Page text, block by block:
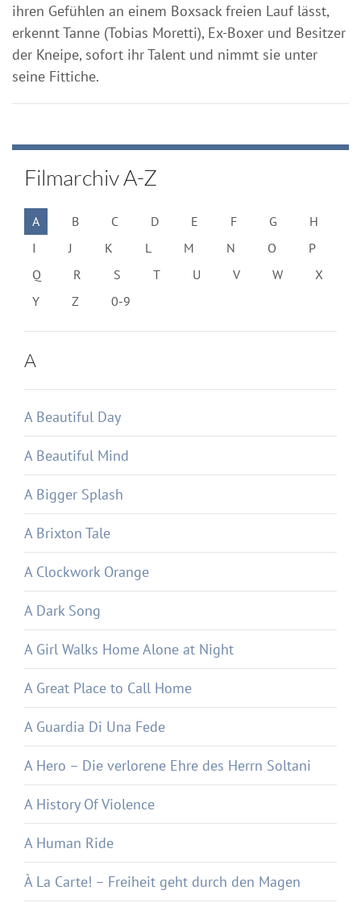
ihren Gefühlen an einem Boxsack freien Lauf lässt,
erkennt Tanne (Tobias Moretti), Ex-Boxer und Besitzer
der Kneipe, sofort ihr Talent und nimmt sie unter
seine Fittiche.
Filmarchiv A-Z
A B C D E F G
H
I
J K L M N O
P
Q
R S T U V W
X
Y
Z 0-9
A
A Beautiful Day
A Beautiful Mind
A Bigger Splash
A Brixton Tale
A Clockwork Orange
A Dark Song
A Girl Walks Home Alone at Night
A Great Place to Call Home
A Guardia Di Una Fede
A Hero – Die verlorene Ehre des Herrn Soltani
A History Of Violence
A Human Ride
À La Carte! – Freiheit geht durch den Magen